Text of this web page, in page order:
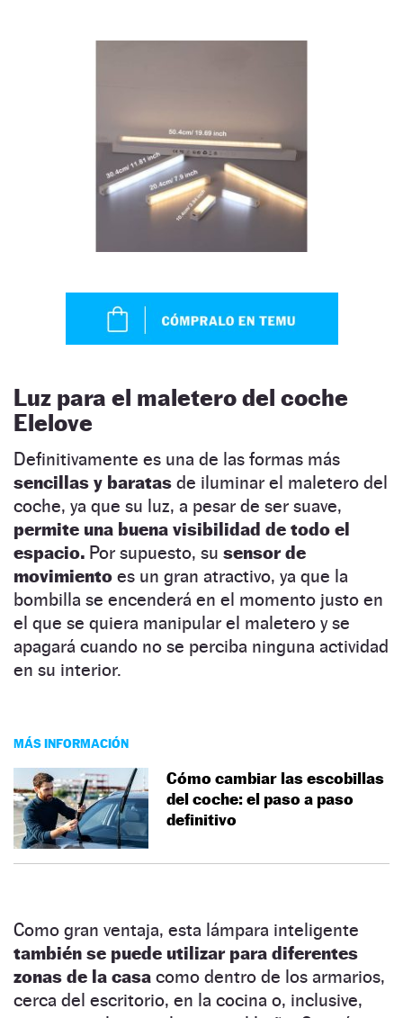
Luz para el maletero del coche
Elelove
Definitivamente es una de las formas más
sencillas y baratas de iluminar el maletero del
coche, ya que su luz, a pesar de ser suave,
permite una buena visibilidad de todo el
espacio. Por supuesto, su sensor de
movimiento es un gran atractivo, ya que la
bombilla se encenderá en el momento justo en
el que se quiera manipular el maletero y se
apagará cuando no se perciba ninguna actividad
en su interior.
MÁS INFORMACIÓN
Cómo cambiar las escobillas
del coche: el paso a paso
definitivo
Como gran ventaja, esta lámpara inteligente
también se puede utilizar para diferentes
zonas de la casa como dentro de los armarios,
cerca del escritorio, en la cocina o, inclusive,